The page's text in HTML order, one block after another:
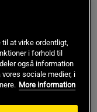
You med vigtige
natrium og
og behagelig at
at virke ordentligt,
i forhold til
også information
sociale medier, i
More information